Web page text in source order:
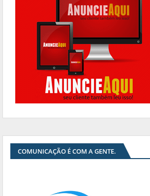
COMUNICAÇÃO É COM A GENTE.